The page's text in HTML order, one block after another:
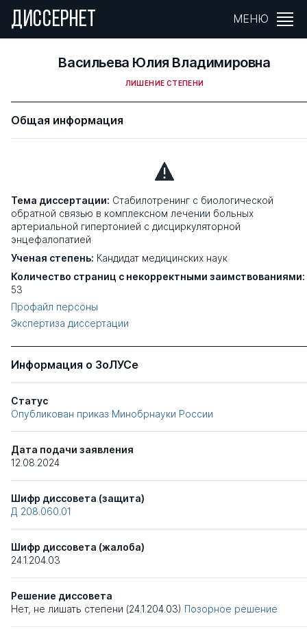
ДИССЕРНЕТ МЕНЮ
Васильева Юлия Владимировна
ЛИШЕНИЕ СТЕПЕНИ
Общая информация
Тема диссертации: Стабилотренинг с биологической
обратной связью в комплексном лечении больных
артериальной гипертонией с дисциркуляторной
энцефалопатией
Ученая степень: Кандидат медицинских наук
Количество страниц с некорректными заимствованиями:
53
Профайл персоны
Экспертиза диссертации
Информация о ЗоЛУСе
Статус
Опубликован приказ Минобрнауки России
Дата подачи заявления
12.08.2024
Шифр диссовета (защита)
Д 208.060.01
Шифр диссовета (жалоба)
24.1.204.03
Решение диссовета
Нет, не лишать степени (24.1.204.03) Позорное решение